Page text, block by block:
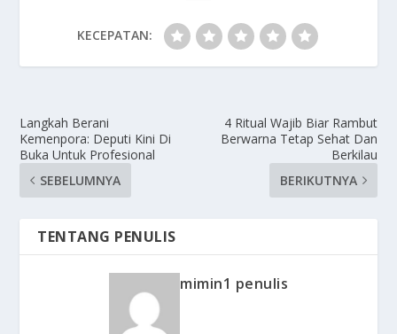
KECEPATAN:
Langkah Berani
Kemenpora: Deputi Kini Di
Buka Untuk Profesional
SEBELUMNYA
4 Ritual Wajib Biar Rambut
Berwarna Tetap Sehat Dan
Berkilau
BERIKUTNYA
TENTANG PENULIS
mimin1 penulis